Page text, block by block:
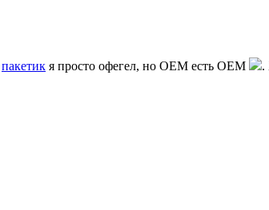
пакетик я просто офегел, но OEM есть OEM .